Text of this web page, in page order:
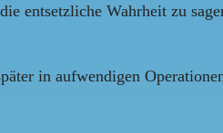
entsetzliche Wahrheit zu
in aufwendigen